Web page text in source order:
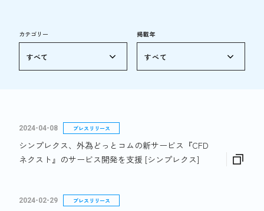
カテゴリー 掲載年
2024-04-08 プレスリリース
シンプレクス、外為どっとコムの新サービス『CFD
ネクスト』のサービス開発を支援 [シンプレクス]
2024-02-29 プレスリリース